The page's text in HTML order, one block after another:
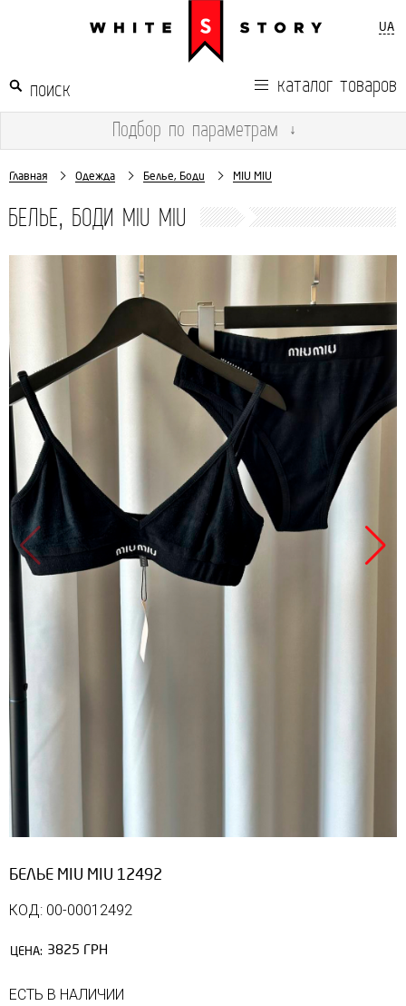
UA
каталог товаров
Подбор по параметрам ↓
Главная Одежда Белье, Боди MIU MIU
БЕЛЬЕ, БОДИ MIU MIU
БЕЛЬЕ MIU MIU 12492
КОД: 00-00012492
ЦЕНА: 3825 ГРН
ЕСТЬ В НАЛИЧИИ